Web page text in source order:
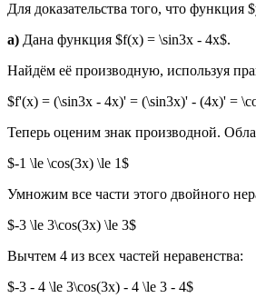
Для доказательства того, что функция
а) Дана функция $f(x) = \sin3x - 4x$.
Найдём её производную, используя
$f'(x) = (\sin3x - 4x)' = (\sin3x)' - (4x)' =
Теперь оценим знак производной.
$-1 \le \cos(3x) \le 1$
Умножим все части этого двойного
$-3 \le 3\cos(3x) \le 3$
Вычтем 4 из всех частей неравенства:
$-3 - 4 \le 3\cos(3x) - 4 \le 3 - 4$